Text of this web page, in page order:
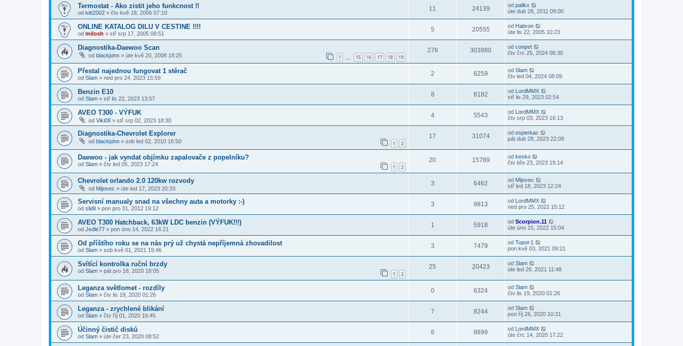
Termostat - Ako zistit jeho funkcnost !!
od kitt2002 » čtv kvě 18, 2006 07:10
11 24139 od palikx
úte dub 26, 2011 09:00
ONLINE KATALOG DILU V CESTINE !!!!
od milosh » stř srp 17, 2005 09:51
5 20555 od Habron
úte lis 22, 2005 10:23
Diagnostika-Daewoo Scan
od blackjohn » úte kvě 20, 2008 18:25 1 15 16 17 18 19
278 303980 od conpet
čtv črc 25, 2024 08:30
Přestal najednou fungovat 1 stěrač
od Slam » ned pro 24, 2023 15:59
2 6259 od Slam
čtv led 04, 2024 08:09
Benzin E10
od Slam » stř lis 22, 2023 13:57
8 8182 od
LordMMX
stř lis 29, 2023 02:54
AVEO T300 - VÝFUK
od Viki08 » stř srp 02, 2023 18:30
4 5543 od
LordMMX
čtv srp 03, 2023 16:13
Diagnostika-Chevrolet Explorer
od blackjohn » sob led 02, 2010 16:50 1 2
17 31074 od esperkac
pát dub 28, 2023 22:09
Daewoo - jak vyndat objímku zapalovače z popelníku?
od Slam » čtv led 05, 2023 17:24 1 2
20 15789 od kesko
čtv bře 23, 2023 19:14
Chevrolet orlando 2.0 120kw rozvody
od Mijovec » úte led 17, 2023 20:33
3 6462 od Mijovec
stř led 18, 2023 12:24
Servisní manualy snad na všechny auta a motorky :-)
od slidil » pon pro 31, 2012 19:12
3 9813 od LordMMX
ned pro 25, 2022 15:12
AVEO T300 Hatchback, 63kW LDC benzin (VÝFUK!!!)
od Jedle77 » pon úno 14, 2022 16:21
1 5918 od Scorpion.11
úte úno 15, 2022 15:04
Od příštího roku se na nás prý už chystá nepříjemná zhovadilost
od Slam » sob kvě 01, 2021 19:46
3 7479 od Topol-1
pon kvě 03, 2021 09:21
Svítící kontrolka ruční brzdy
od Slam » pát pro 18, 2020 18:05 1 2
25 20423 od Slam
úte led 26, 2021 11:48
Leganza světlomet - rozdíly
od Slam » čtv lis 19, 2020 01:26
0 6324 od Slam
čtv lis 19, 2020 01:26
Leganza - zrychlené blikání
od Slam » čtv říj 01, 2020 16:45
7 8244 od Slam
pon říj 26, 2020 10:31
Účinný čistič disků
od Slam » úte čer 23, 2020 08:52
6 8899 od LordMMX
úte črc 14, 2020 17:22